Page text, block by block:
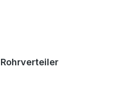
Rohrverteiler